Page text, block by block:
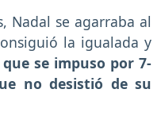
Nadal se agarraba al
la igualada y
se impuso por 7-
no desistió de su